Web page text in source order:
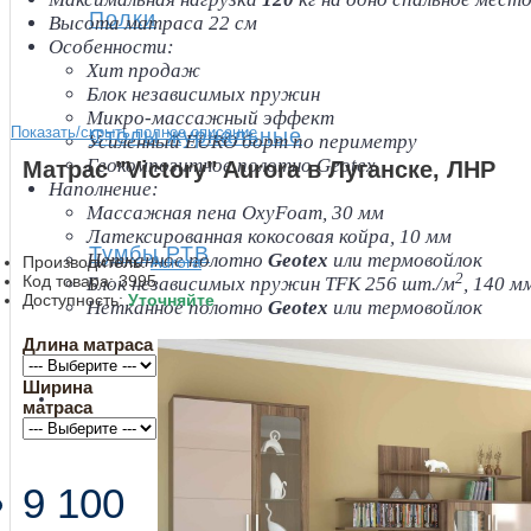
Полки
Столы журнальные
Тумбы РТВ
+
Спальня
Высота матраса 22 см
Особенности:
Хит продаж
Блок независимых пружин
Микро-массажный эффект
Усиленный EURO борт по периметру
Геокомпозитное полотно Geotex
Наполнение:
Массажная пена OxyFoam, 30 мм
Латексированная кокосовая койра, 10 мм
Нетканное полотно Geotex или термовойлок
Блок независимых пружин TFK 256 шт./м2
, 140
Нетканное полотно Geotex или термовойлок
Показать/скрыть полное описание
Матрас "Victory" Aurora в Луганске, ЛНР
Производитель:Aurora
Код товара:3995
Доступность: Уточняйте
Длина матраса
Ширина
матраса
9 100